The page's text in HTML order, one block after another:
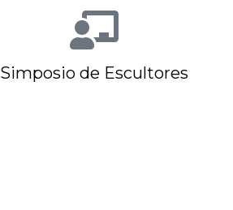
Simposio de Escultores